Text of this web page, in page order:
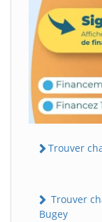
Trouver
Trouver
Bugey